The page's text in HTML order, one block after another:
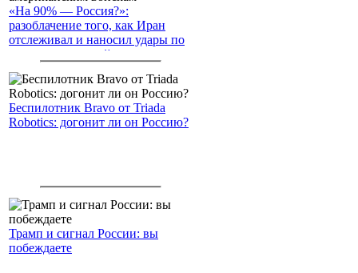
«На 90% — Россия?»:
разоблачение того, как Иран
отслеживал и наносил удары по
американским войскам
Беспилотник Bravo от Triada
Robotics: догонит ли он Россию?
Трамп и сигнал России: вы
побеждаете